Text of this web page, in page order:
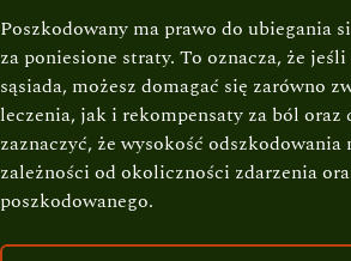
Poszkodowany ma prawo do ubiegania
za poniesione straty. To oznacza, że jeśli
sąsiada, możesz domagać się zarówno
leczenia, jak i rekompensaty za ból
zaznaczyć, że wysokość odszkodowania
zależności od okoliczności zdarzenia
poszkodowanego.